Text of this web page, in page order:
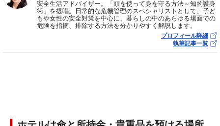
安全生活アドバイザー。「頭を使って身を守る方法～知的護身
術」を提唱。日常的な危機管理のスペシャリストとして、子ど
もや女性の安全対策を中心に、暮らしの中のあらゆる場面での
危険を指摘、排除する方法を分かりやすく解説します。
プロフィール詳細
執筆記事一覧